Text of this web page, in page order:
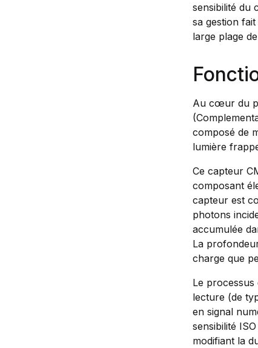
sensibilité du
sa gestion
large plage
Au cœur du
composé de
lumière
Ce capteur
composant
capteur est
photons
accumulée
La
charge que
Le
lecture (de
en signal
sensibilité
modifiant la